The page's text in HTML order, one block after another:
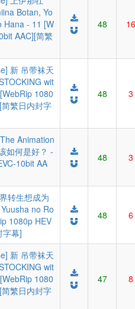
Botan, Yo
Hana - 11 [W
AAC][简繁
48 16
新 吊带袜天
wit
1080
繁日内封字
48 3
Animation
如何是好？ -
10bit AA
48 3
转生想成为
no Ro
1080p HEV
字幕]
48 6
新 吊带袜天
wit
1080
繁日内封字
47 8